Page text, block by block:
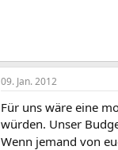
09. Jan. 2012
Für uns wäre eine
würden. Unser
Wenn jemand von